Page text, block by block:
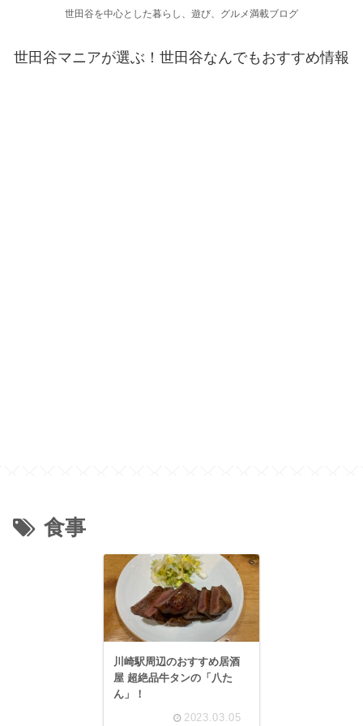
世田谷を中心とした暮らし、遊び、グルメ満載ブログ
世田谷マニアが選ぶ！世田谷なんでもおすすめ情報
食事
川崎駅周辺のおすすめ居酒
屋 超絶品牛タンの「八た
ん」！
2023.03.05